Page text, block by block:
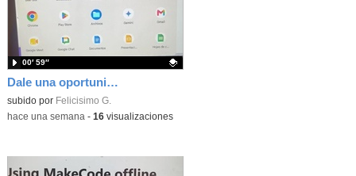
Dale una oportunidad a los Chromebooks y utiliza un proyector para realizar talleres si no tienes pantallas táctiles
Contenido educativo.
subido por Felicisimo G.
00′ 59″
-hace una semana - 16visualizaciones